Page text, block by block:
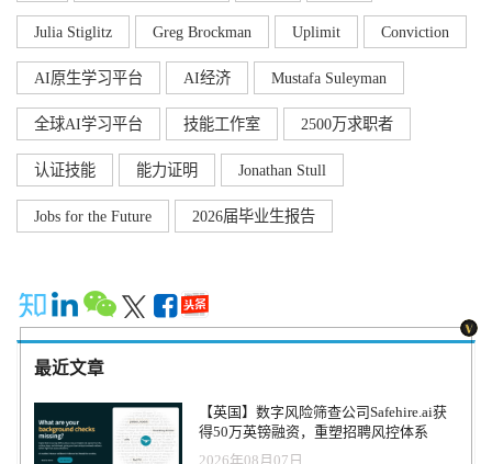
Julia Stiglitz Greg Brockman Uplimit Conviction
AI原生学习平台 AI经济 Mustafa Suleyman
全球AI学习平台 技能工作室 2500万求职者
认证技能 能力证明 Jonathan Stull
Jobs for the Future 2026届毕业生报告
最近文章
【英国】数字风险筛查公司Safehire.ai获
得50万英镑融资，重塑招聘风控体系
2026年08月07日